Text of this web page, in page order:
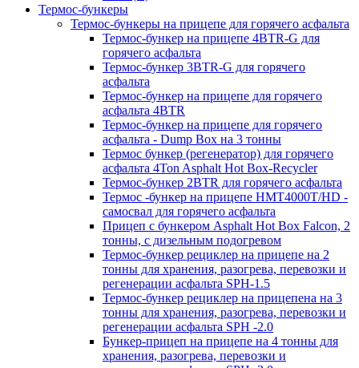
Термос-бункеры
Термос-бункеры на прицепе для горячего асфальта
Термос-бункер на прицепе 4BTR-G для
горячего асфальта
Термос-бункер 3BTR-G для горячего
асфальта
Термос-бункер на прицепе для горячего
асфальта 4BTR
Термос-бункер на прицепе для горячего
асфальта - Dump Box на 3 тонны
Термос бункер (регенератор) для горячего
асфальта 4Ton Asphalt Hot Box-Recycler
Термос-бункер 2BTR для горячего асфальта
Термос -бункер на прицепе HMT4000T/HD -
самосвал для горячего асфальта
Прицеп с бункером Asphalt Hot Box Falcon, 2
тонны, с дизельным подогревом
Термос-бункер рециклер на прицепе на 2
тонны для хранения, разогрева, перевозки и
регенерации асфальта SPH-1.5
Термос-бункер рециклер на прицепена на 3
тонны для хранения, разогрева, перевозки и
регенерации асфальта SPH -2.0
Бункер-прицеп на прицепе на 4 тонны для
хранения, разогрева, перевозки и